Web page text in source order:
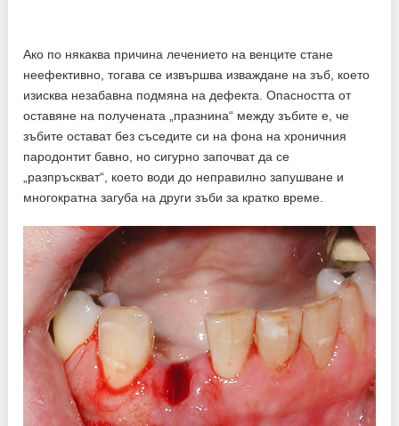
Ако по някаква причина лечението на венците стане
неефективно, тогава се извършва изваждане на зъб, което
изисква незабавна подмяна на дефекта. Опасността от
оставяне на получената „празнина“ между зъбите е, че
зъбите остават без съседите си на фона на хроничния
пародонтит бавно, но сигурно започват да се
„разпръскват“, което води до неправилно запушване и
многократна загуба на други зъби за кратко време.